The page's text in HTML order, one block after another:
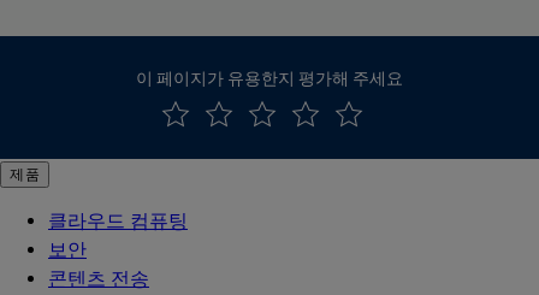
이 페이지가 유용한지 평가해 주세요
제품
클라우드 컴퓨팅
보안
콘텐츠 전송